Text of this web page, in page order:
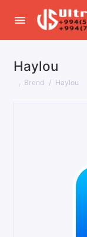
Haylou
Brend Haylou